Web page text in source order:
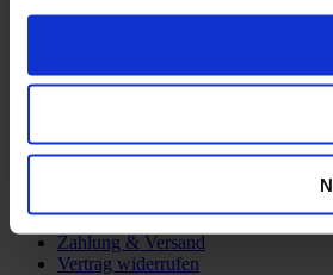
Zahlung & Versand
Vertrag widerrufen